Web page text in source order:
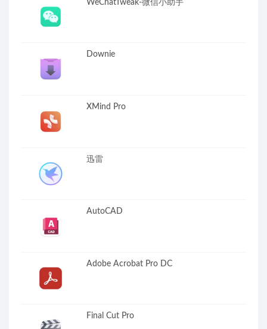
WeChatTweak-微信小助手
Downie
XMind Pro
迅雷
AutoCAD
Adobe Acrobat Pro DC
Final Cut Pro